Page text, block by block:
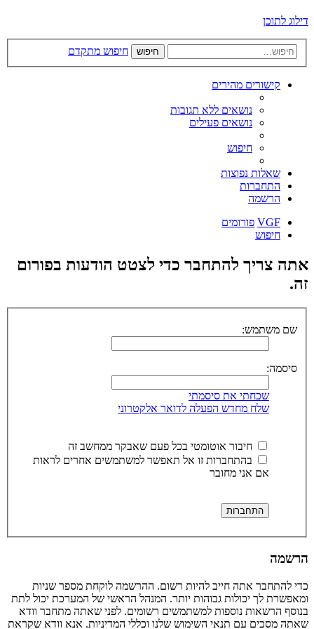
דילוג לתוכן
חיפוש חיפוש מתקדם
קישורים מהירים
נושאים ללא תגובות
נושאים פעילים
חיפוש
שאלות נפוצות
התחברות
הרשמה
VGF פורומים
חיפוש
אתה צריך להתחבר כדי לצטט הודעות בפורום
זה.
שם משתמש:
סיסמה:
שכחתי את סיסמתי
שלח מחדש הפעלה לדואר אלקטרוני
חיבור אוטומטי בכל פעם שאבקר ממחשב זה
בהתחברות זו אל תאפשר למשתמשים אחרים לראות
אם אני מחובר
הרשמה
כדי להתחבר אתה חייב להיות רשום. ההרשמה לוקחת מספר שניות
ומאפשרת לך יכולות גבוהות יותר. המנהל הראשי של המערכת יכול לתת
בנוסף הרשאות נוספות למשתמשים רשומים. לפני שאתה מתחבר וודא
שאתה מסכים עם תנאי השימוש שלנו וכללי המדיניות. אנא וודא שקראת